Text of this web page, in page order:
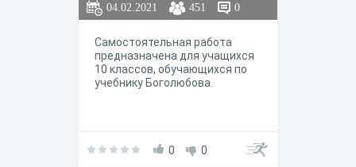
04.02.2021 451 0
Самостоятельная работа
предназначена для учащихся
10 классов, обучающихся по
учебнику Боголюбова.
0 0